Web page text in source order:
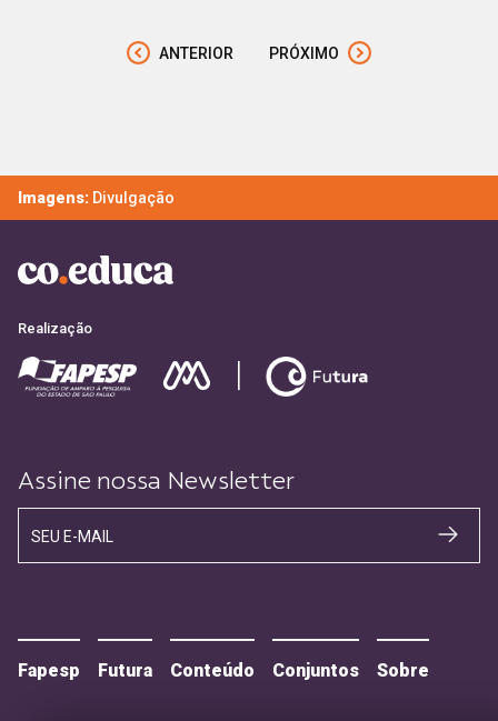
ANTERIOR PRÓXIMO
Imagens: Divulgação
Realização
Assine nossa Newsletter
SEU E-MAIL
Fapesp Futura Conteúdo Conjuntos Sobre